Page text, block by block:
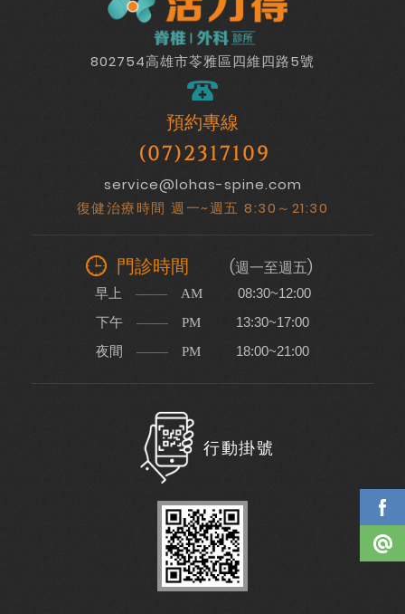
802754高雄市苓雅區四維四路5號
預約專線
(07)2317109
service@lohas-spine.com
復健治療時間 週一~週五 8:30～21:30
門診時間 (週一至週五)
早上 AM 08:30~12:00
下午 PM 13:30~17:00
夜間 PM 18:00~21:00
行動掛號